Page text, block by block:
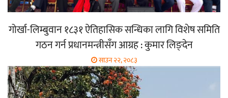
गोर्खा-लिम्बुवान १८३१ ऐतिहासिक सन्धिका लागि विशेष समिति
गठन गर्न प्रधानमन्त्रीसँग आग्रह : कुमार लिङ्देन
साउन २२, २०८३